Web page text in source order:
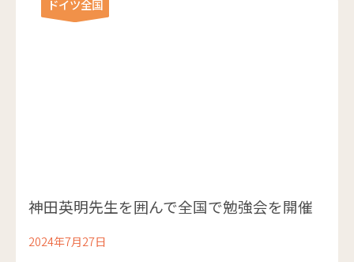
ドイツ全国
神田英明先生を囲んで全国で勉強会を開催
2024年7月27日